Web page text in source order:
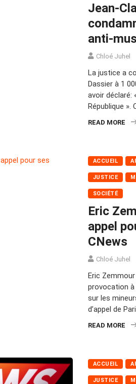
Jean-
anti-
Chloé Juhel
La justice a
Dassier à 1
avoir déclaré:
République ».
READ MORE
ACCUEIL
JUSTICE
SOCIÉTÉ
Eric
appel
CNews
Chloé Juhel
Eric
provocation à
sur les
d’appel de
READ MORE
ACCUEIL
JUSTICE